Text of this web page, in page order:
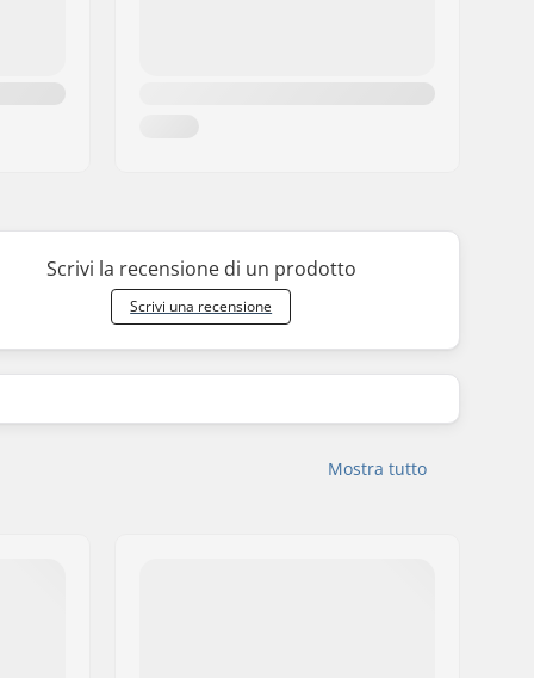
Scrivi la recensione di un prodotto
Scrivi una recensione
Mostra tutto